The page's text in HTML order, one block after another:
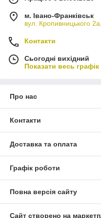
м. Івано-Франківськ
вул. Кропивницького
Контакти
Сьогодні вихідний
Показати весь
Про нас
Контакти
Доставка та оплата
Графік роботи
Повна версія сайту
Сайт створено на